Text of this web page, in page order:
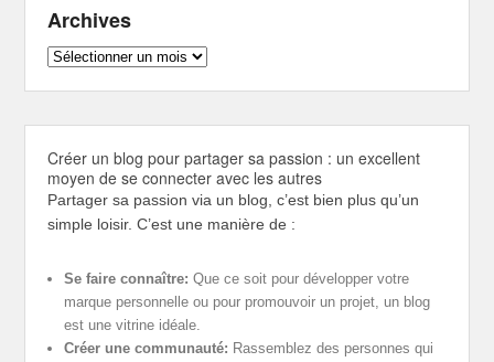
Archives
Archives
Créer un blog pour partager sa passion : un excellent
moyen de se connecter avec les autres
Partager sa passion via un blog, c’est bien plus qu’un
simple loisir. C’est une manière de :
Se faire connaître: Que ce soit pour développer votre
marque personnelle ou pour promouvoir un projet, un blog
est une vitrine idéale.
Créer une communauté: Rassemblez des personnes qui